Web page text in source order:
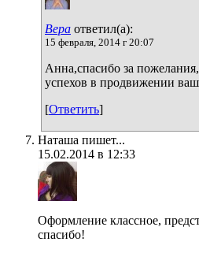
Вера ответил(а):
15 февраля, 2014 г 20:07
Анна,спасибо за
успехов в продвижении
[Ответить]
Наташа пишет...
15.02.2014 в 12:33
Оформление классное,
спасибо!